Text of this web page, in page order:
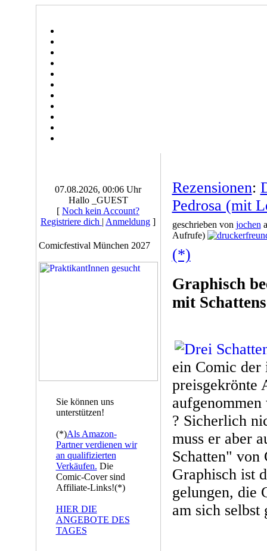
07.08.2026, 00:06 Uhr
Hallo _GUEST
[ Noch kein Account?
Registriere dich | Anmeldung ]
Comicfestival München 2027
Sie können uns
unterstützen!
(*)Als Amazon-
Partner verdienen wir
an qualifizierten
Verkäufen. Die
Comic-Cover sind
Affiliate-Links!(*)
HIER DIE
ANGEBOTE DES
TAGES
Rezensionen:
Pedrosa (mit
geschrieben von jochen
Aufrufe)
(*)
Graphisch
mit
ein Comic der
preisgekrönte
? Sicherlich
muss er aber
Schatten" von
Graphisch ist
gelungen, die
am sich selbst